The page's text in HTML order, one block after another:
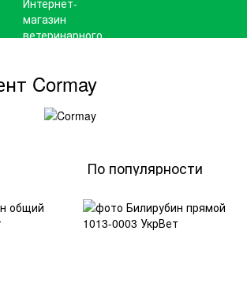
Cormay
По популярности